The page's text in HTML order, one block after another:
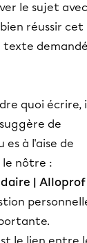
le sujet avec
réussir cet
texte
quoi écrire,
de
à l'aise de
le nôtre :
| Alloprof